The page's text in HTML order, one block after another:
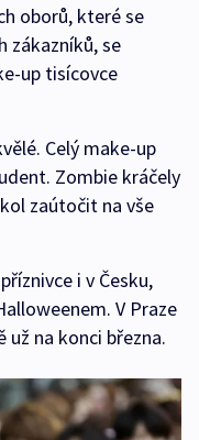
oborů, které se
zákazníků, se
up tisícovce
Celý make-up
Zombie kráčely
zaútočit na vše
i v Česku,
V Praze
na konci března.